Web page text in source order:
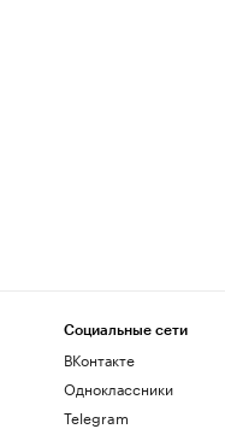
Социальные сети
ВКонтакте
Одноклассники
Telegram